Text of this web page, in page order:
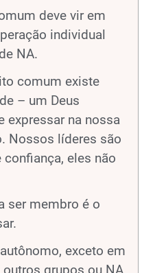
deve vir em
individual
NA.
comum existe
– um Deus
expressar na nossa
Nossos líderes são
eles não
ser membro é o
exceto em
grupos ou NA